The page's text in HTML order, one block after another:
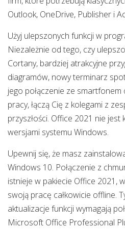
Outlook, OneDrive, Publisher i
Użyj ulepszonych funkcji w
Niezależnie od tego, czy
Cortany, bardziej atrakcyjne
diagramów, nowy terminarz
jego połączenie ze
pracy, łączą Cię z kolegami z
przyszłości. Office 2021 nie
wersjami systemu Windows.
Upewnij się, że masz
Windows 10. Połączenie z
istnieje w pakiecie Office 2021,
swoją pracę całkowicie offline.
aktualizacje funkcji wymagają
Microsoft Office Professional